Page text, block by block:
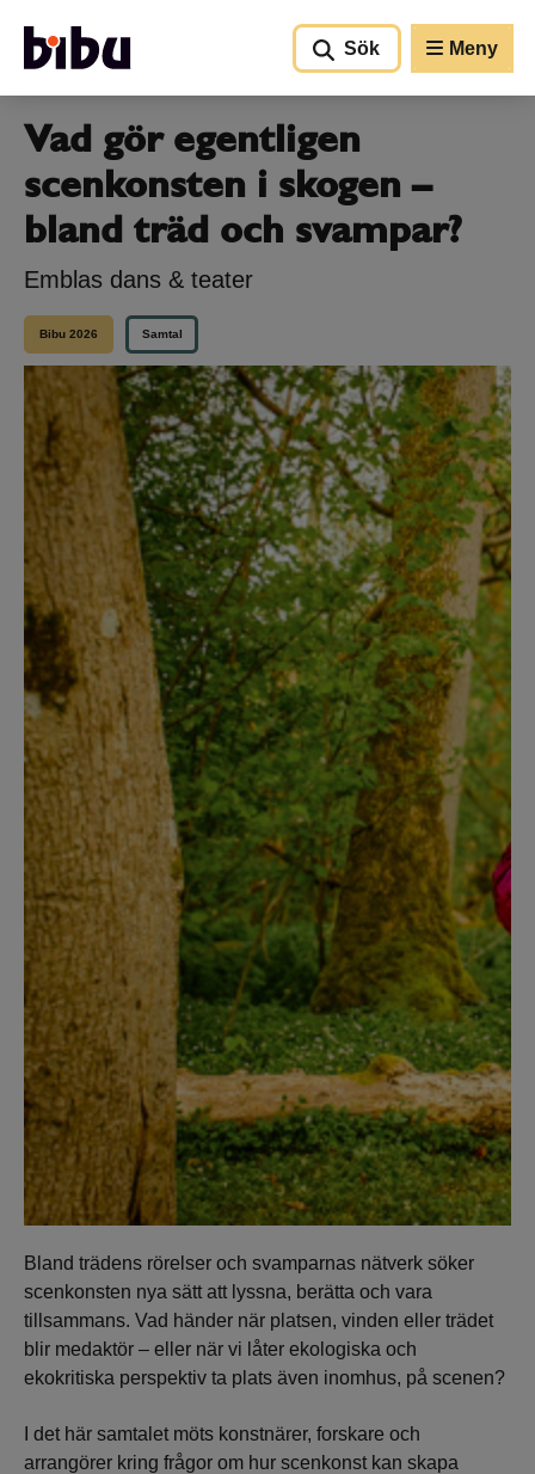
Sök
Meny
Vad gör egentligen
scenkonsten i skogen –
bland träd och svampar?
Emblas dans & teater
Bibu 2026 Samtal
Bland trädens rörelser och svamparnas nätverk söker
scenkonsten nya sätt att lyssna, berätta och vara
tillsammans. Vad händer när platsen, vinden eller trädet
blir medaktör – eller när vi låter ekologiska och
ekokritiska perspektiv ta plats även inomhus, på scenen?
I det här samtalet möts konstnärer, forskare och
arrangörer kring frågor om hur scenkonst kan skapa